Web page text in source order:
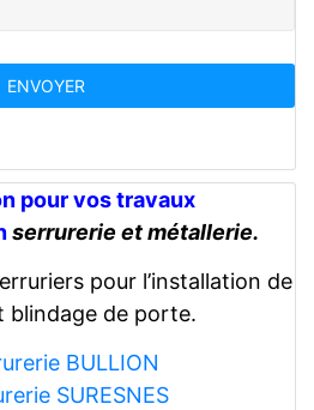
pour vos travaux
serrurerie et métallerie.
pour l’installation de
blindage de porte.
BULLION
SURESNES